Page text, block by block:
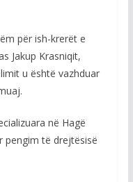
për ish-krerët e
Jakup Krasniqit,
u është vazhduar
në Hagë
pengim të drejtësisë